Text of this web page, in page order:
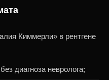
Киммерли» в рентгене
диагноза невролога;